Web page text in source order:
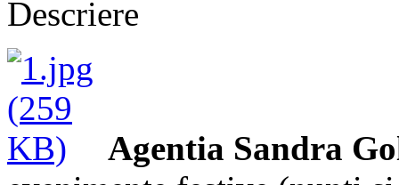
Descriere
Agentia Sandra